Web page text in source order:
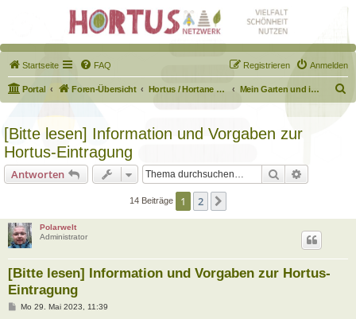
Startseite FAQ Anmelden
Registrieren
Portal Foren-Übersicht Hortus / Hortane Habitate / Garten auf dem Weg Mein Garten und ich!
u
[Bitte lesen] Information und Vorgaben zur
Hortus-Eintragung
Antworten Suche
14 Beiträge 1 2
Polarwelt
Administrator
[Bitte lesen] Information und Vorgaben zur Hortus-
Eintragung
BMo 29. Mai 2023, 11:39